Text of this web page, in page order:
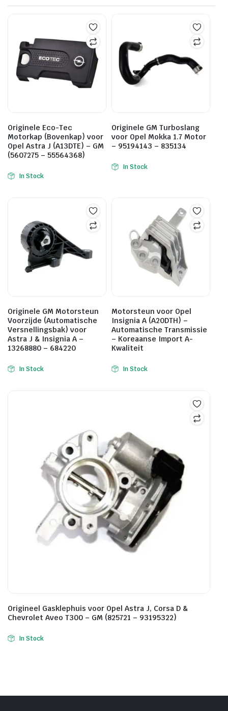
Originele Eco-Tec
Motorkap (Bovenkap) voor
Opel Astra J (A13DTE) – GM
(5607275 – 55564368)
In Stock
Originele GM Turboslang
voor Opel Mokka 1.7 Motor
– 95194143 – 835134
In Stock
Originele GM Motorsteun
Voorzijde (Automatische
Versnellingsbak) voor
Astra J & Insignia A –
13268880 – 684220
In Stock
Motorsteun voor Opel
Insignia A (A20DTH) –
Automatische Transmissie
– Koreaanse Import A-
Kwaliteit
In Stock
Origineel Gasklephuis voor Opel Astra J, Corsa D &
Chevrolet Aveo T300 – GM (825721 – 93195322)
In Stock